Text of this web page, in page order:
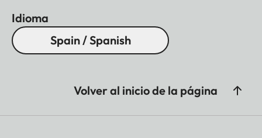
Idioma
Spain / Spanish
Volver al inicio de la página